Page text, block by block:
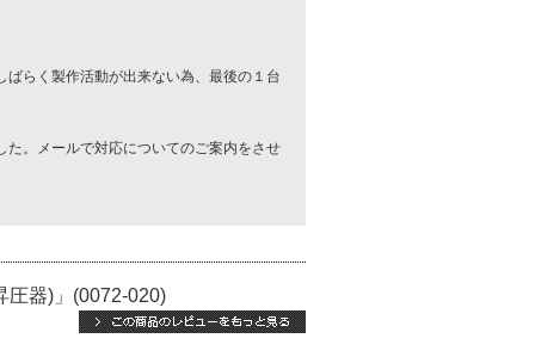
らく製作活動が出来ない為、最後の１台
。メールで対応についてのご案内をさせ
圧器)」(0072-020)